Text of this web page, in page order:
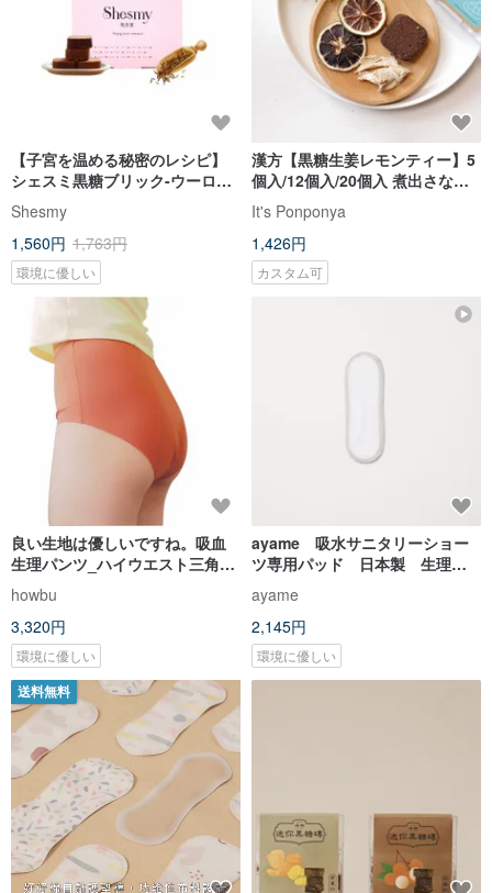
【子宮を温める秘密のレシピ】
シェスミ黒糖ブリック-ウーロン
黒糖
Shesmy
1,560円 1,763円
環境に優しい
漢方【黒糖生姜レモンティー】5
個入/12個入/20個入 煮出さない
手作り黒糖
It's Ponponya
1,426円
カスタム可
良い生地は優しいですね。吸血
生理パンツ_ハイウエスト三角ス
タイル
howbu
3,320円
環境に優しい
ayame 吸水サニタリーショー
ツ専用パッド 日本製 生理
ayame
2,145円
環境に優しい
送料無料